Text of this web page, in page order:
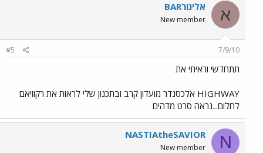
א אלינורBAR
New member
7/9/10
#5
תתחדשי וראיתי את
HIGHWAY אלכסנדר מועדון קרב ובתכנון שלי לראות את רקוויאם
לחלום...נראה סרט מדהים
N
NASTIAtheSAVIOR
New member